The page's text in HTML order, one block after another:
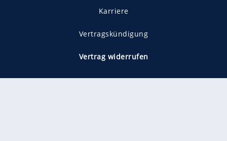
Karriere
Vertragskündigung
Vertrag widerrufen